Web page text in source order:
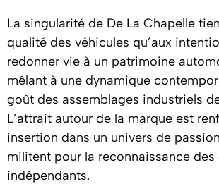
La singularité de De La Chapelle
qualité des véhicules qu’aux
redonner vie à un patrimoine
mêlant à une dynamique
goût des assemblages industriels
L’attrait autour de la marque est
insertion dans un univers de
militent pour la reconnaissance
indépendants.